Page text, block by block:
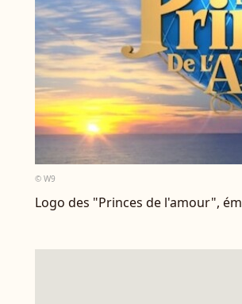
© W9
Logo des "Princes de l'amour",